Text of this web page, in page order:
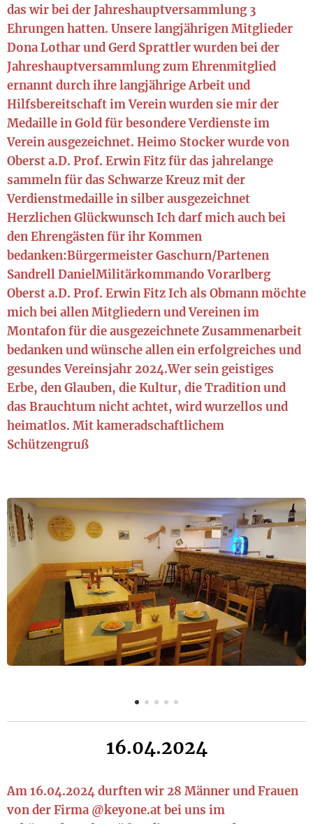
das wir bei der Jahreshauptversammlung 3
Ehrungen hatten. Unsere langjährigen Mitglieder
Dona Lothar und Gerd Sprattler wurden bei der
Jahreshauptversammlung zum Ehrenmitglied
ernannt durch ihre langjährige Arbeit und
Hilfsbereitschaft im Verein wurden sie mir der
Medaille in Gold für besondere Verdienste im
Verein ausgezeichnet. Heimo Stocker wurde von
Oberst a.D. Prof. Erwin Fitz für das jahrelange
sammeln für das Schwarze Kreuz mit der
Verdienstmedaille in silber ausgezeichnet
Herzlichen Glückwunsch Ich darf mich auch bei
den Ehrengästen für ihr Kommen
bedanken:Bürgermeister Gaschurn/Partenen
Sandrell DanielMilitärkommando Vorarlberg
Oberst a.D. Prof. Erwin Fitz Ich als Obmann möchte
mich bei allen Mitgliedern und Vereinen im
Montafon für die ausgezeichnete Zusammenarbeit
bedanken und wünsche allen ein erfolgreiches und
gesundes Vereinsjahr 2024.Wer sein geistiges
Erbe, den Glauben, die Kultur, die Tradition und
das Brauchtum nicht achtet, wird wurzellos und
heimatlos. Mit kameradschaftlichem
Schützengruß
16.04.2024
Am 16.04.2024 durften wir 28 Männer und Frauen
von der Firma @keyone.at bei uns im